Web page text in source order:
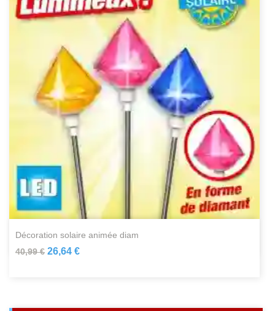
décoration solaire animée diam
40,99 € 26,64 €